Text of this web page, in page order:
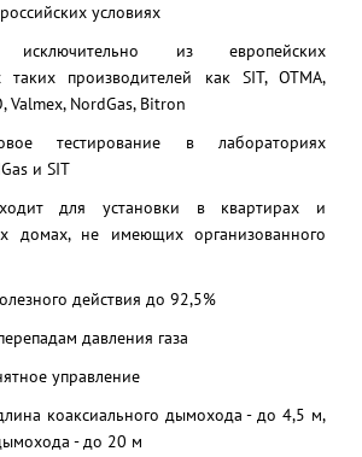
условиях
исключительно из европейских
таких производителей как SIT, OTMA,
Valmex, NordGas, Bitron
тестирование в лабораториях
и SIT
для установки в квартирах и
домах, не имеющих организованного
действия до 92,5%
давления газа
управление
коаксиального дымохода - до 4,5 м,
- до 20 м